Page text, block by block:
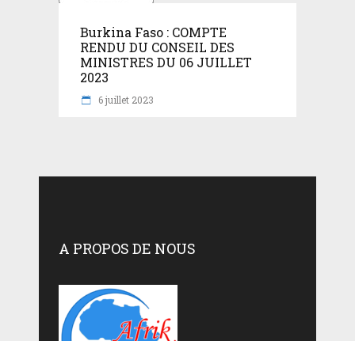
Burkina Faso : COMPTE
RENDU DU CONSEIL DES
MINISTRES DU 06 JUILLET
2023
6 juillet 2023
A PROPOS DE NOUS